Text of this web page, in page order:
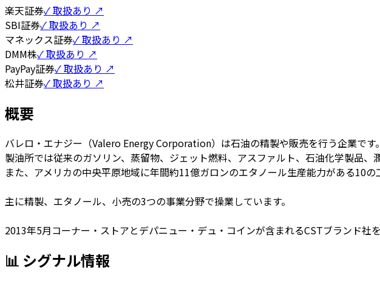
楽天証券✓ 取扱あり ↗
SBI証券✓ 取扱あり ↗
マネックス証券✓ 取扱あり ↗
DMM株✓ 取扱あり ↗
PayPay証券✓ 取扱あり ↗
松井証券✓ 取扱あり ↗
概要
バレロ・エナジー（Valero Energy Corporation）は石油の精製や販売を行う企業です。
製油所では従来のガソリン、蒸留物、ジェット燃料、アスファルト、石油化学製品、
また、アメリカの中央平原地域に年間約11億ガロンのエタノール生産能力がある10の
主に精製、エタノール、小売の3つの事業分野で操業しています。
2013年5月コーナー・ストアとデパニュー・デュ・コインが含まれるCSTブランド社
📊 シグナル情報